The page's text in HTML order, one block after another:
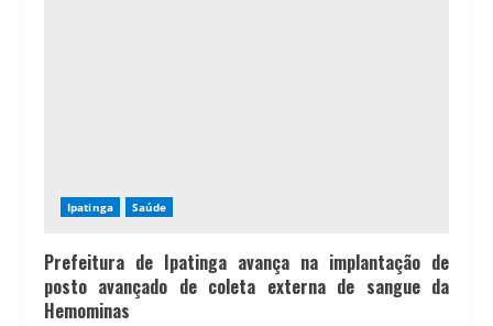
Ipatinga Saúde
Prefeitura de Ipatinga avança na implantação de
posto avançado de coleta externa de sangue da
Hemominas